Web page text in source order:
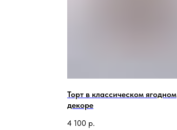
Торт в классическом ягодном
декоре
4 100 р.